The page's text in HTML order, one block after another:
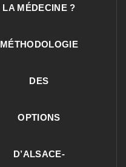
LA MÉDECINE ?
MÉTHODOLOGIE
DES
OPTIONS
D’ALSACE-